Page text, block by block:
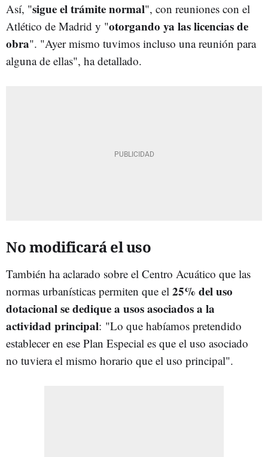
Así, "sigue el trámite normal", con reuniones con el
Atlético de Madrid y "otorgando ya las licencias de
obra". "Ayer mismo tuvimos incluso una reunión para
alguna de ellas", ha detallado.
No modificará el uso
También ha aclarado sobre el Centro Acuático que las
normas urbanísticas permiten que el 25% del uso
dotacional se dedique a usos asociados a la
actividad principal: "Lo que habíamos pretendido
establecer en ese Plan Especial es que el uso asociado
no tuviera el mismo horario que el uso principal".